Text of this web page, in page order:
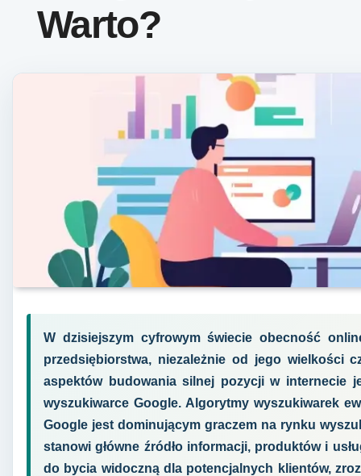
Warto?
W dzisiejszym cyfrowym świecie obecność
przedsiębiorstwa, niezależnie od jego wielkości
aspektów budowania silnej pozycji w internecie
wyszukiwarce Google. Algorytmy wyszukiwarek
Google jest dominującym graczem na rynku
stanowi główne źródło informacji, produktów i
do bycia widoczną dla potencjalnych klientów,